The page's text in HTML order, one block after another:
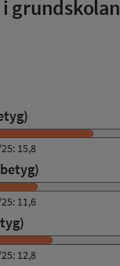
grundskolan
15,8
11,6
12,8